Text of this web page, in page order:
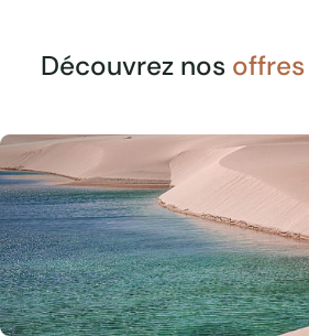
Découvrez nos